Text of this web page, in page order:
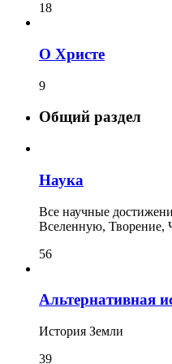
18
О Христе
9
Общий раздел
Наука
Все научные
Вселенную, Творение,
56
Альтернативная
История Земли
39